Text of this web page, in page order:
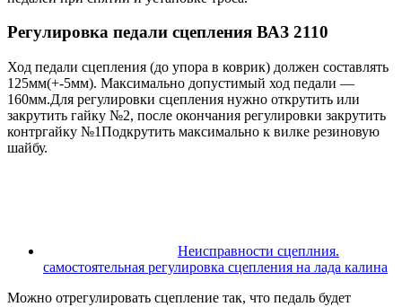
Регулировка педали сцепления ВАЗ 2110
Ход педали сцепления (до упора в коврик) должен составлять
125мм(+-5мм). Максимально допустимый ход педали —
160мм.Для регулировки сцепления нужно открутить или
закрутить гайку №2, после окончания регулировки закрутить
контргайку №1Подкрутить максимально к вилке резиновую
шайбу.
Неисправности сцеплния.
самостоятельная регулировка сцепления на лада калина
Можно отрегулировать сцепление так, что педаль будет